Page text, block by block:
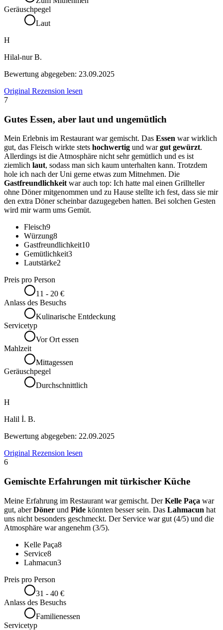
Geräuschpegel
Laut
H
Hilal-nur B.
Bewertung abgegeben: 23.09.2025
Original Rezension lesen
7
Gutes Essen, aber laut und ungemütlich
Mein Erlebnis im Restaurant war gemischt. Das Essen war wirklich
gut, das Fleisch wirkte stets hochwertig und wargut gewürzt.
Allerdings ist die Atmosphäre nicht sehr gemütlich und es ist
ziemlich laut, sodass man sich kaum unterhalten kann. Trotzdem
hole ich nach der Uni gerne etwas zum Mitnehmen. Die
Gastfreundlichkeit war auch top: Ich hatte mal einen Grillteller
ohne Döner mitgenommen und zu Hause stellte ich fest, dass sie mir
den extra Döner scheinbar dazugegeben hatten. Bei solchen Gesten
wird mir warm ums Gemüt.
Fleisch9
Würzung8
Gastfreundlichkeit10
Gemütlichkeit3
Lautstärke2
Preis pro Person
11 - 20 €
Anlass des Besuchs
Kulinarische Entdeckung
Servicetyp
Vor Ort essen
Mahlzeit
Mittagessen
Geräuschpegel
Durchschnittlich
H
Halil İ. B.
Bewertung abgegeben: 22.09.2025
Original Rezension lesen
6
Gemischte Erfahrungen mit türkischer Küche
Meine Erfahrung im Restaurant war gemischt. DerKelle Paça war
gut, aberDöner und Pide könnten besser sein. Das Lahmacun hat
uns nicht besonders geschmeckt. Der Service war gut (4/5) und die
Atmosphäre war angenehm (3/5).
Kelle Paça8
Service8
Lahmacun3
Preis pro Person
31 - 40 €
Anlass des Besuchs
Familienessen
Servicetyp